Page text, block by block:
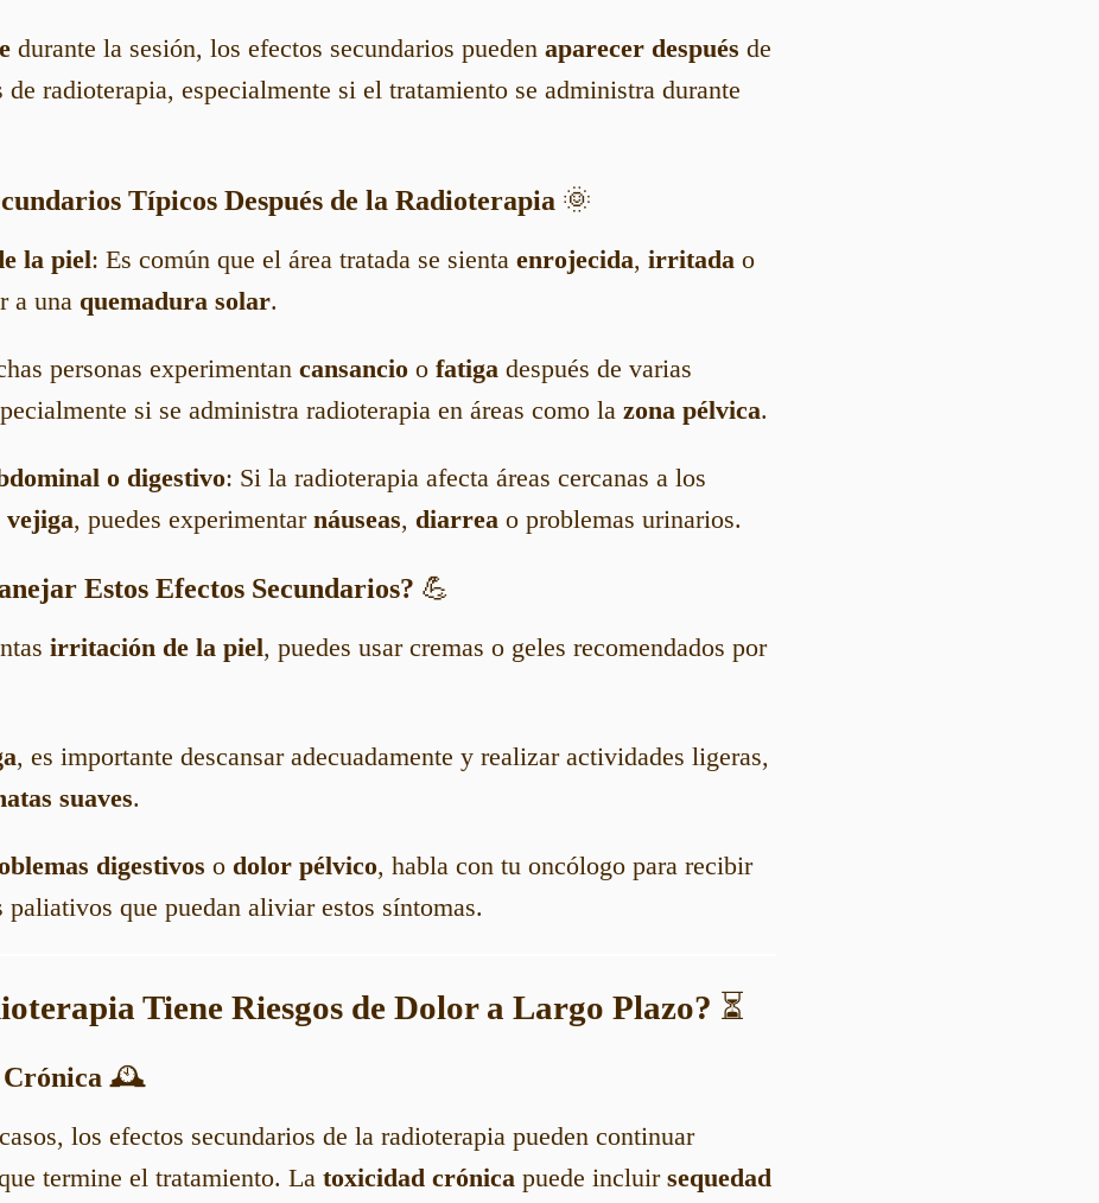
durante la sesión, los efectos secundarios pueden aparecer después de
de radioterapia, especialmente si el tratamiento se administra durante
Típicos Después de la Radioterapia 🌞
la piel: Es común que el área tratada se sienta enrojecida, irritada o
a una quemadura solar.
personas experimentan cansancio o fatiga después de varias
si se administra radioterapia en áreas como la zona pélvica.
o digestivo: Si la radioterapia afecta áreas cercanas a los
vejiga, puedes experimentar náuseas, diarrea o problemas urinarios.
Estos Efectos Secundarios? 💪
irritación de la piel, puedes usar cremas o geles recomendados por
, es importante descansar adecuadamente y realizar actividades ligeras,
suaves.
digestivos o dolor pélvico, habla con tu oncólogo para recibir
paliativos que puedan aliviar estos síntomas.
Tiene Riesgos de Dolor a Largo Plazo? ⏳
🕰️
los efectos secundarios de la radioterapia pueden continuar
termine el tratamiento. La toxicidad crónica puede incluir sequedad